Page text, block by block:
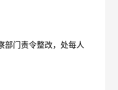
门责令整改，处每人